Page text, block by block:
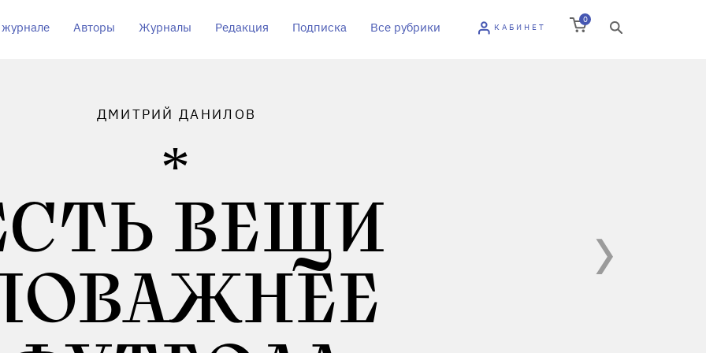
Авторы Журналы Редакция Подписка Все рубрики КАБИНЕТ
0
ДМИТРИЙ ДАНИЛОВ
ВЕЩИ